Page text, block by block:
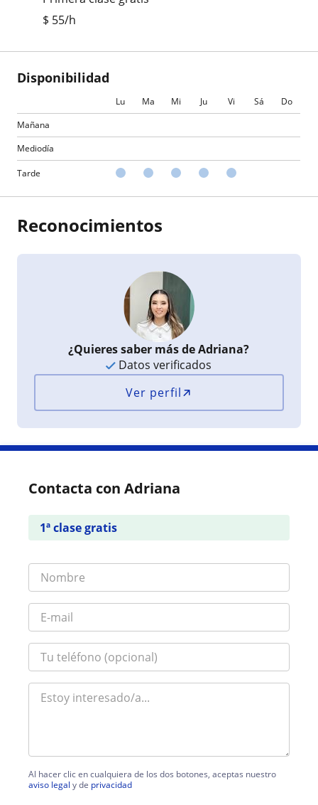
$ 55/h
Disponibilidad
Lu Ma Mi Ju Vi Sá
Do
Mañana
Mediodía
Tarde
Reconocimientos
¿Quieres saber más de Adriana?
Datos verificados
Ver perfil
Contacta con Adriana
1ª clase gratis
Al hacer clic en cualquiera de los dos botones, aceptas nuestro
aviso legal y de privacidad